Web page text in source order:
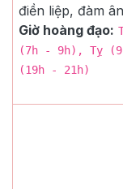
điền liệp, đàm
Giờ hoàng đạo:
(7h - 9h), Tỵ
(19h - 21h)